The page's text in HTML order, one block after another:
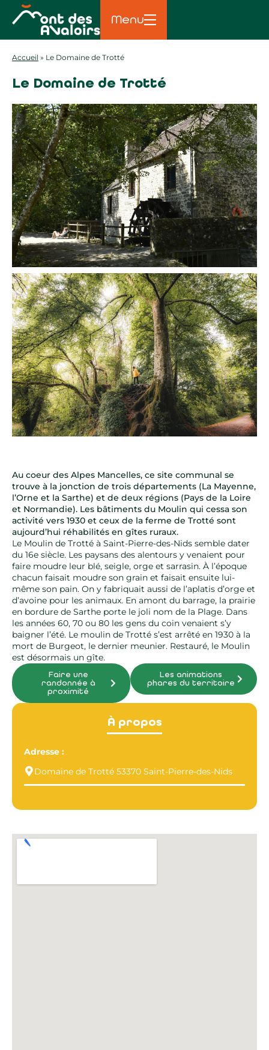
Menu
Accueil » Le Domaine de Trotté
Le Domaine de Trotté
Au coeur des Alpes Mancelles, ce site communal se
trouve à la jonction de trois départements (La Mayenne,
l’Orne et la Sarthe) et de deux régions (Pays de la Loire
et Normandie). Les bâtiments du Moulin qui cessa son
activité vers 1930 et ceux de la ferme de Trotté sont
aujourd’hui réhabilités en gîtes ruraux.
Le Moulin de Trotté à Saint-Pierre-des-Nids semble dater
du 16e siècle. Les paysans des alentours y venaient pour
faire moudre leur blé, seigle, orge et sarrasin. À l’époque
chacun faisait moudre son grain et faisait ensuite lui-
même son pain. On y fabriquait aussi de l’aplatis d’orge et
d’avoine pour les animaux. En amont du barrage, la prairie
en bordure de Sarthe porte le joli nom de la Plage. Dans
les années 60, 70 ou 80 les gens du coin venaient s’y
baigner l’été. Le moulin de Trotté s’est arrêté en 1930 à la
mort de Burgeot, le dernier meunier. Restauré, le Moulin
est désormais un gîte.
Faire une
randonnée à
proximité
Les animations
phares du territoire
À propos
Adresse :
Domaine de Trotté 53370 Saint-Pierre-des-Nids